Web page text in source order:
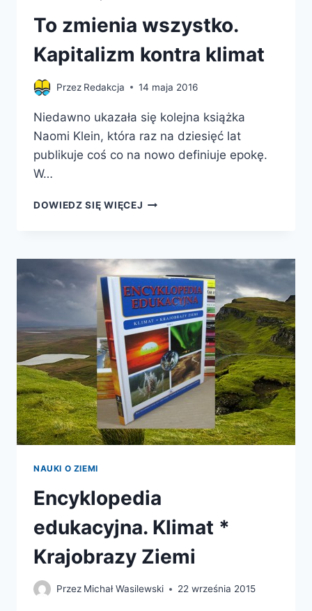
To zmienia wszystko.
Kapitalizm kontra klimat
Przez Redakcja 14 maja 2016
Niedawno ukazała się kolejna książka
Naomi Klein, która raz na dziesięć lat
publikuje coś co na nowo definiuje epokę.
W…
DOWIEDZ SIĘ WIĘCEJ TO
KONTRA
KLIMAT
NAUKI O ZIEMI
Encyklopedia
edukacyjna. Klimat *
Krajobrazy Ziemi
Przez Michał Wasilewski 22 września 2015